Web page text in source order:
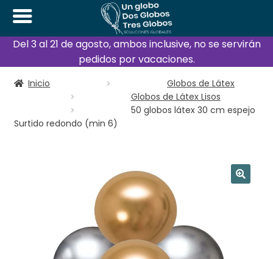
Del 3 al 21 de agosto, ambos inclusive, no se servirán
pedidos por vacaciones.
Inicio
Globos de Látex
Globos de Látex Lisos
50 globos látex 30 cm espejo
Surtido redondo (min 6)